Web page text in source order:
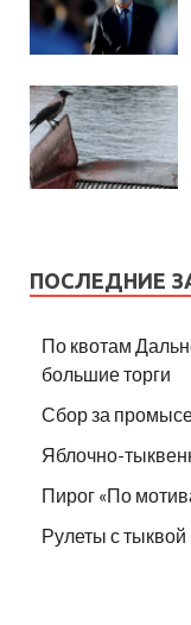
ПОСЛЕДНИЕ
По квотам
большие торги
Сбор за
Яблочно-
Пирог «По
Рулеты с тыквой